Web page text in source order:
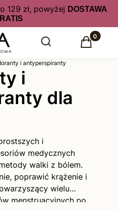
129 zł, powyżej DOSTAWA
Otwórz wyszukiwarkę
Szukaj Produkty
Koszyk
i antyperspiranty
i
dla
i
medycznych
walki z bólem.
poprawić krążenie i
wielu
menstruacyjnych po